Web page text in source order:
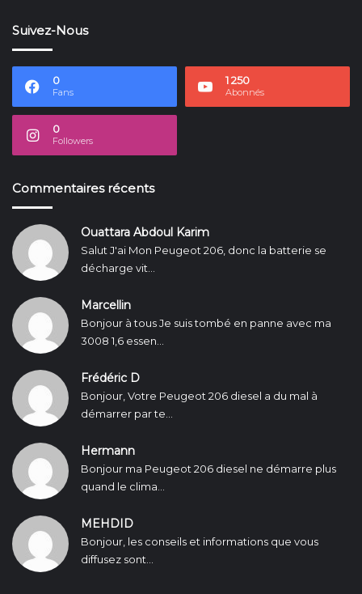
Suivez-Nous
0
Fans
1 250
Abonnés
0
Followers
Commentaires récents
Ouattara Abdoul Karim
Salut J'ai Mon Peugeot 206, donc la batterie se
décharge vit...
Marcellin
Bonjour à tous Je suis tombé en panne avec ma
3008 1,6 essen...
Frédéric D
Bonjour, Votre Peugeot 206 diesel a du mal à
démarrer par te...
Hermann
Bonjour ma Peugeot 206 diesel ne démarre plus
quand le clima...
MEHDID
Bonjour, les conseils et informations que vous
diffusez sont...